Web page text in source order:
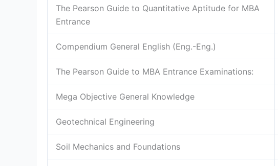
The Pearson Guide to Quantitative Aptitude for MBA
Entrance
Compendium General English (Eng.-Eng.)
The Pearson Guide to MBA Entrance Examinations:
Mega Objective General Knowledge
Geotechnical Engineering
Soil Mechanics and Foundations